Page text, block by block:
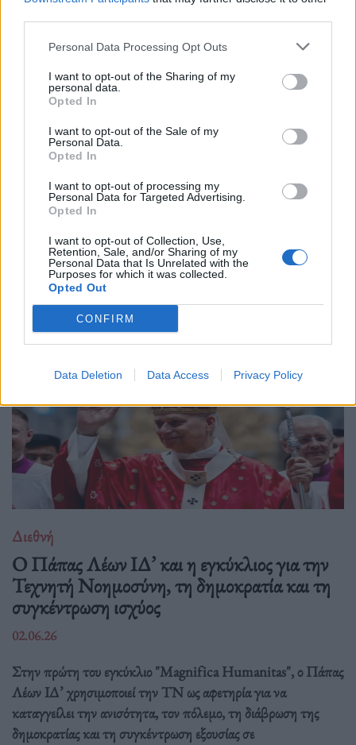
Personal Data Processing Opt Outs
I want to opt-out of the Sharing of my
personal data.
Opted In
I want to opt-out of the Sale of my
Personal Data.
Opted In
I want to opt-out of processing my
Personal Data for Targeted Advertising.
Opted In
I want to opt-out of Collection, Use,
Retention, Sale, and/or Sharing of my
Personal Data that Is Unrelated with the
Purposes for which it was collected.
Opted Out
CONFIRM
Data Deletion Data Access Privacy Policy
Newsroom
Ετικέτες :
Πυρπόληση,Φοιτήτρια,Χριστιανοί.
Δείτε επίσης
Διεθνή
Ο Πάπας Λέων ΙΔ’ και η εγκύκλιος για την
Τεχνητή Νοημοσύνη, τη δημοκρατία και τη
συγκέντρωση ισχύος
02.06.26
Στην πρώτη του εγκύκλιο "Magnifica Humanitas", ο Πάπας
Λέων ΙΔ’ χρησιμοποιεί την ΤΝ ως αφετηρία για να
καταγγείλει την ανισότητα, τον πόλεμο, τη διάβρωση της
δημοκρατίας και τη συγκέντρωση εξουσίας σε